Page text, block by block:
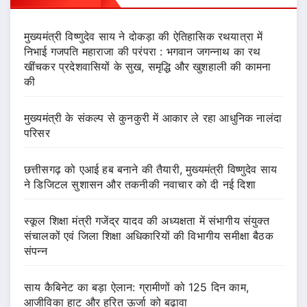
मुख्यमंत्री विष्णुदेव साय ने दोकड़ा की ऐतिहासिक रथयात्रा में
निभाई गजपति महाराजा की परंपरा : भगवान जगन्नाथ का रथ
खींचकर प्रदेशवासियों के सुख, समृद्धि और खुशहाली की कामना
की
मुख्यमंत्री के संकल्प से कुनकुरी में आकार ले रहा आधुनिक नालंदा
परिसर
छत्तीसगढ़ को एआई हब बनाने की तैयारी, मुख्यमंत्री विष्णुदेव साय
ने डिजिटल सुशासन और तकनीकी नवाचार को दी नई दिशा
स्कूल शिक्षा मंत्री गजेंद्र यादव की अध्यक्षता में संभागीय संयुक्त
संचालकों एवं जिला शिक्षा अधिकारियों की विभागीय समीक्षा बैठक
संपन्न
साय कैबिनेट का बड़ा ऐलान: ग्रामीणों को 125 दिन काम,
आजीविका हाट और हरित ऊर्जा को बढ़ावा